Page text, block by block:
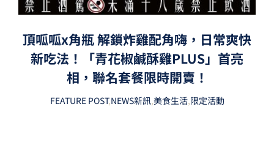
頂呱呱x角瓶 解鎖炸雞配角嗨，日常爽快
新吃法！「青花椒鹹酥雞PLUS」首亮
相，聯名套餐限時開賣！
FEATURE POST,NEWS新訊,美食生活,限定活動